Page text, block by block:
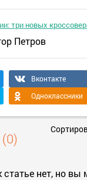
три новых
Петров
Вконтакте
Одноклассники
(0)
нет, но вы